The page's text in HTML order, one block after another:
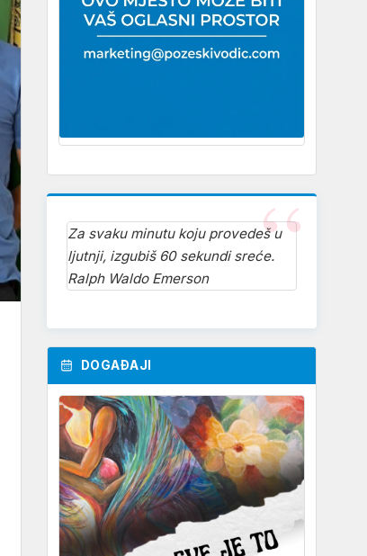
Za svaku minutu koju provedeš u
ljutnji, izgubiš 60 sekundi sreće.
Ralph Waldo Emerson
DOGAĐAJI